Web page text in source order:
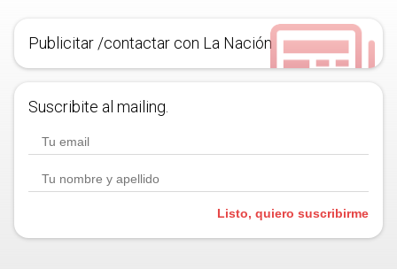
Publicitar /contactar con La Nación
Suscribite al mailing.
Listo, quiero suscribirme